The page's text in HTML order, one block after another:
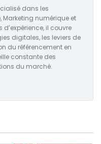
dans les
Marketing numérique et
d’expérience, il couvre
digitales, les leviers de
du référencement en
constante des
du marché.